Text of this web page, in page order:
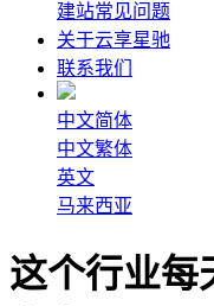
建站常见问题
关于云享星驰
联系我们
中文简体
中文繁体
英文
马来西亚
这个行业每